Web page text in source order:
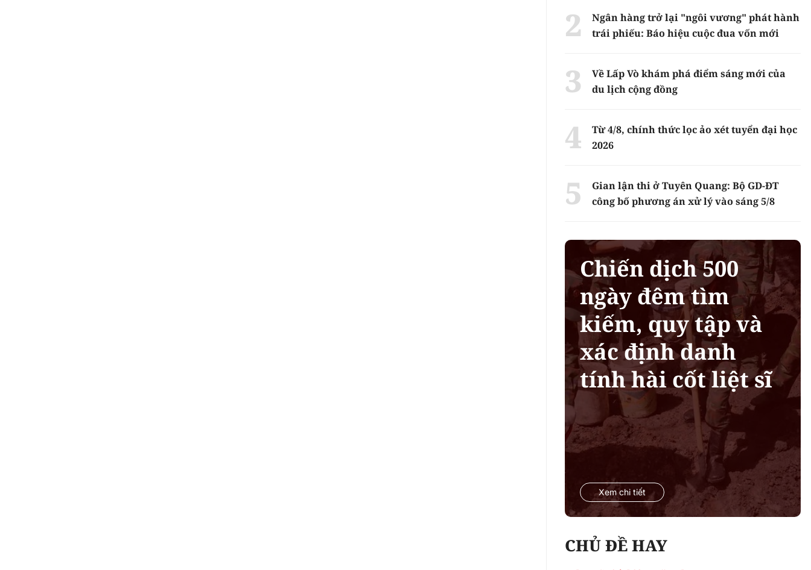
Ngân hàng trở lại "ngôi vương" phát hành
trái phiếu: Báo hiệu cuộc đua vốn mới
Về Lấp Vò khám phá điểm sáng mới của
du lịch cộng đồng
Từ 4/8, chính thức lọc ảo xét tuyển đại học
2026
Gian lận thi ở Tuyên Quang: Bộ GD-ĐT
công bố phương án xử lý vào sáng 5/8
Chiến dịch 500
ngày đêm tìm
kiếm, quy tập và
xác định danh
tính hài cốt liệt sĩ
Xem chi tiết
CHỦ ĐỀ HAY